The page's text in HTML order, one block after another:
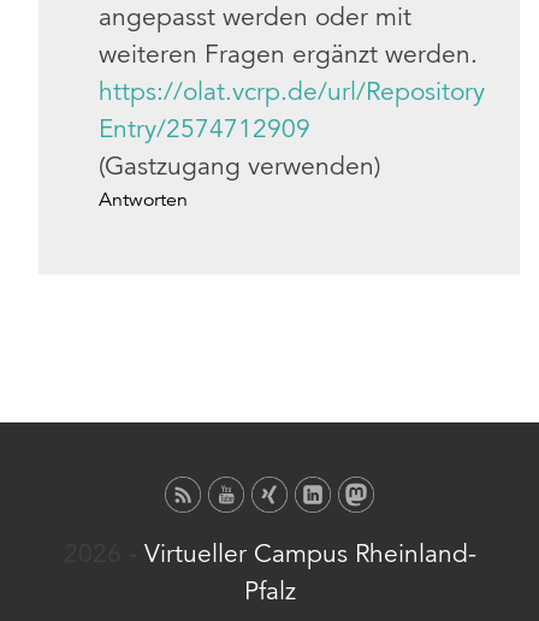
angepasst werden oder mit
weiteren Fragen ergänzt werden.
https://olat.vcrp.de/url/Repository
Entry/2574712909
(Gastzugang verwenden)
Antworten
Virtueller Campus Rheinland-
Pfalz